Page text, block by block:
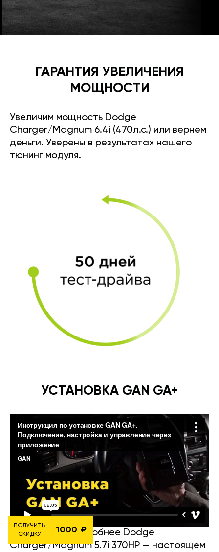
ГАРАНТИЯ УВЕЛИЧЕНИЯ
МОЩНОСТИ
Увеличим мощность Dodge
Charger/Magnum 6.4i (470л.с.) или вернем
деньги. Уверены в результатах нашего
тюнинг модуля.
УСТАНОВКА GAN GA+
Рассмотрим подробнее Dodge
Charger/Magnum 5.7i 370HP — настоящем
ПОЛУЧИТЬ
СКИДКУ
1000